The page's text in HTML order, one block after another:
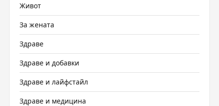
Живот
За жената
Здраве
Здраве и добавки
Здраве и лайфстайл
Здраве и медицина